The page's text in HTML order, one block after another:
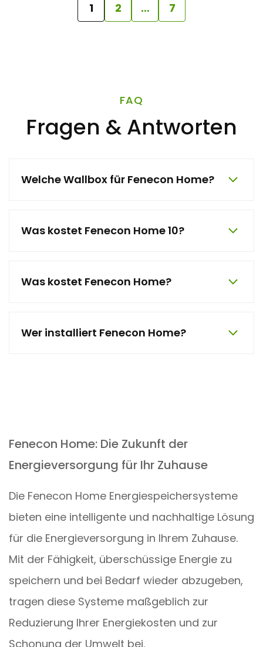
1 2 … 7
FAQ
Fragen & Antworten
Welche Wallbox für Fenecon Home?
Was kostet Fenecon Home 10?
Was kostet Fenecon Home?
Wer installiert Fenecon Home?
Fenecon Home: Die Zukunft der
Energieversorgung für Ihr Zuhause
Die Fenecon Home Energiespeichersysteme
bieten eine intelligente und nachhaltige Lösung
für die Energieversorgung in Ihrem Zuhause.
Mit der Fähigkeit, überschüssige Energie zu
speichern und bei Bedarf wieder abzugeben,
tragen diese Systeme maßgeblich zur
Reduzierung Ihrer Energiekosten und zur
Schonung der Umwelt bei.